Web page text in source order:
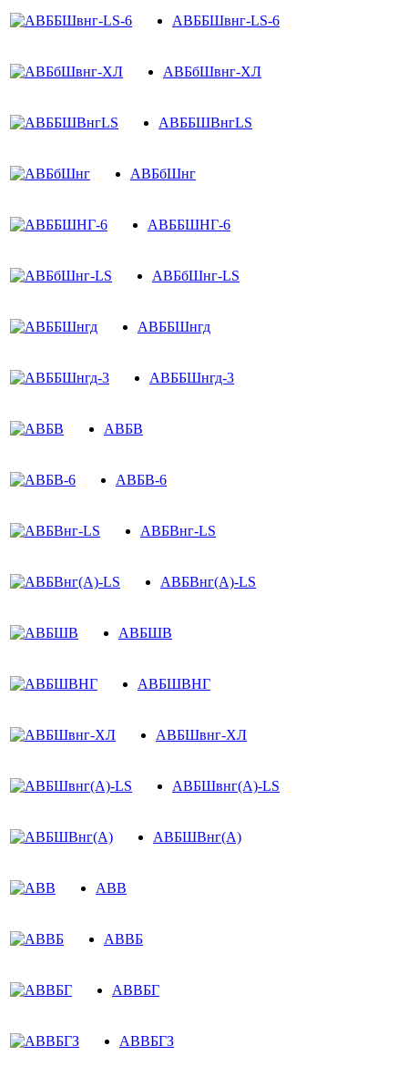
АВББШвнг-LS-6
АВБбШвнг-ХЛ
АВББШВнгLS
АВБбШнг
АВББШНГ-6
АВБбШнг-LS
АВББШнгд
АВББШнгд-3
АВБВ
АВБВ-6
АВБВнг-LS
АВБВнг(A)-LS
АВБШВ
АВБШВНГ
АВБШвнг-ХЛ
АВБШвнг(A)-LS
АВБШВнг(А)
АВВ
АВВБ
АВВБГ
АВВБГЗ